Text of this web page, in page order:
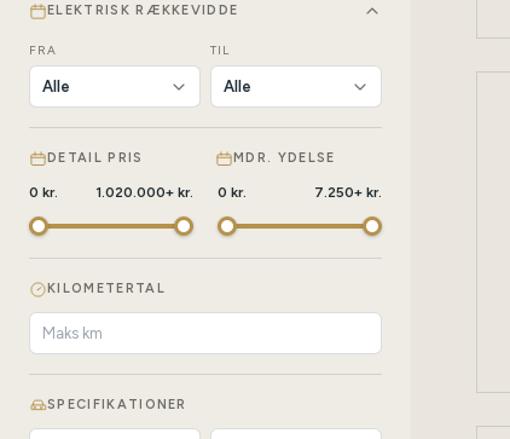
ELEKTRISK RÆKKEVIDDE
FRA TIL
DETAIL PRIS MDR. YDELSE
0 kr. 1.020.000+ kr. 0 kr. 7.250+ kr.
KILOMETERTAL
SPECIFIKATIONER